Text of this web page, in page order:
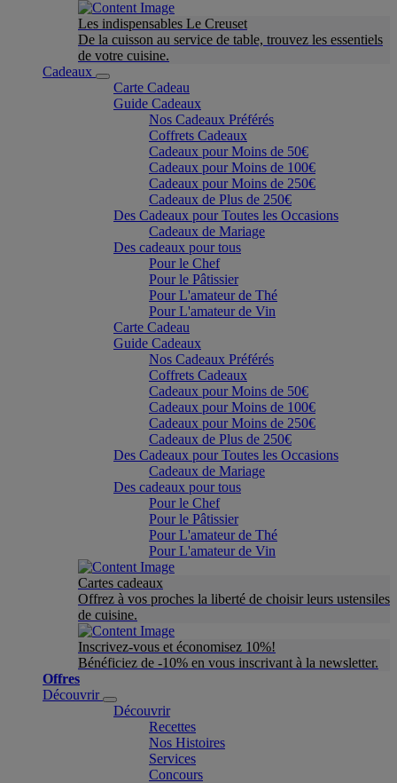
Les indispensables Le Creuset
De la cuisson au service de table, trouvez les essentiels
de votre cuisine.
Cadeaux
Carte Cadeau
Guide Cadeaux
Nos Cadeaux Préférés
Coffrets Cadeaux
Cadeaux pour Moins de 50€
Cadeaux pour Moins de 100€
Cadeaux pour Moins de 250€
Cadeaux de Plus de 250€
Des Cadeaux pour Toutes les Occasions
Cadeaux de Mariage
Des cadeaux pour tous
Pour le Chef
Pour le Pâtissier
Pour L'amateur de Thé
Pour L'amateur de Vin
Carte Cadeau
Guide Cadeaux
Nos Cadeaux Préférés
Coffrets Cadeaux
Cadeaux pour Moins de 50€
Cadeaux pour Moins de 100€
Cadeaux pour Moins de 250€
Cadeaux de Plus de 250€
Des Cadeaux pour Toutes les Occasions
Cadeaux de Mariage
Des cadeaux pour tous
Pour le Chef
Pour le Pâtissier
Pour L'amateur de Thé
Pour L'amateur de Vin
Cartes cadeaux
Offrez à vos proches la liberté de choisir leurs ustensiles
de cuisine.
Inscrivez-vous et économisez 10%!
Bénéficiez de -10% en vous inscrivant à la newsletter.
Offres
Découvrir
Découvrir
Recettes
Nos Histoires
Services
Concours